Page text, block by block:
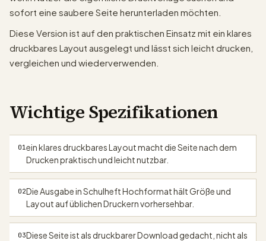
sofort eine saubere Seite herunterladen möchten.
Diese Version ist auf den praktischen Einsatz mit ein klares
druckbares Layout ausgelegt und lässt sich leicht drucken,
vergleichen und wiederverwenden.
Wichtige Spezifikationen
01ein klares druckbares Layout macht die Seite nach dem
Drucken praktisch und leicht nutzbar.
02Die Ausgabe in Schulheft Hochformat hält Größe und
Layout auf üblichen Druckern vorhersehbar.
03Diese Seite ist als druckbarer Download gedacht, nicht als